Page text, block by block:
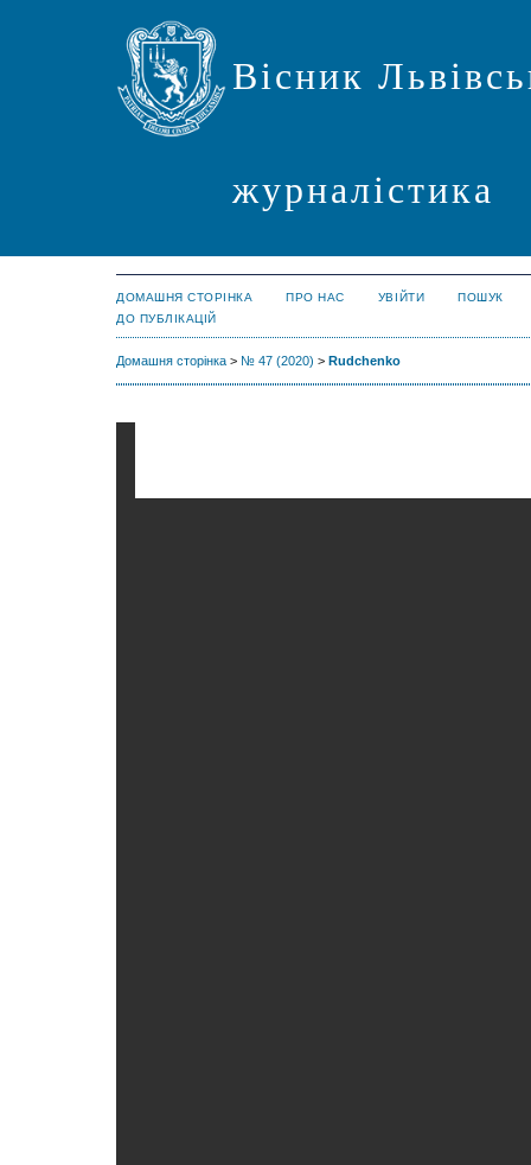
Вісник
журналістика
ДОМАШНЯ СТОРІНКА ПРО НАС УВІЙТИ
ПОШУК
ДО ПУБЛІКАЦІЙ
Домашня сторінка > № 47 (2020) > Rudchenko